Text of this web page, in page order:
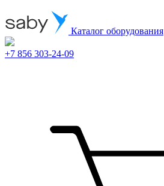
Каталог оборудования
+7 856 303-24-09